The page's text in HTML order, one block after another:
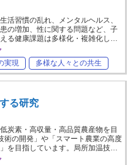
活習慣の乱れ、メンタルヘルス、
の増加、性に関する問題など、子
る健康課題は多様化・複雑化し…
実現
多様な人々との共生
る研究
炭素・高収量・高品質農産物を目
術の開発」や「スマート農業の高度
を目指しています。局所加温技…